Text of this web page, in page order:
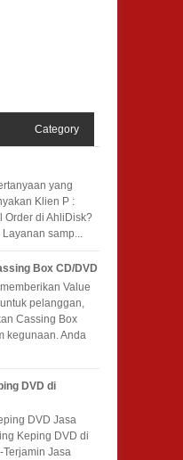
Category
yang
Klien P :
Order di AhliDisk?
samp...
Box CD/DVD
Value
pelanggan,
Cassing Box
kegunaan. Anda
DVD di
DVD Jasa
Keping DVD di
Terjamin Jasa